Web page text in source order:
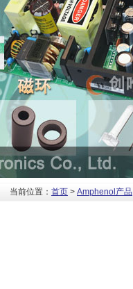
当前位置： 首页 > Amphenol产品